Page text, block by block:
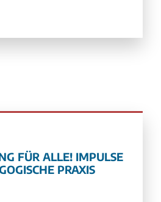
FÜR ALLE! IMPULSE
PRAXIS